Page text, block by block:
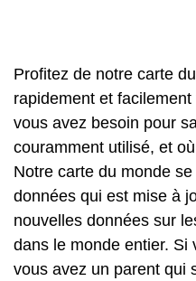
Profitez de notre carte
rapidement et
vous avez besoin pour
couramment utilisé, et
Notre carte du monde
données qui est mise à
nouvelles données sur
dans le monde entier. Si
vous avez un parent qui